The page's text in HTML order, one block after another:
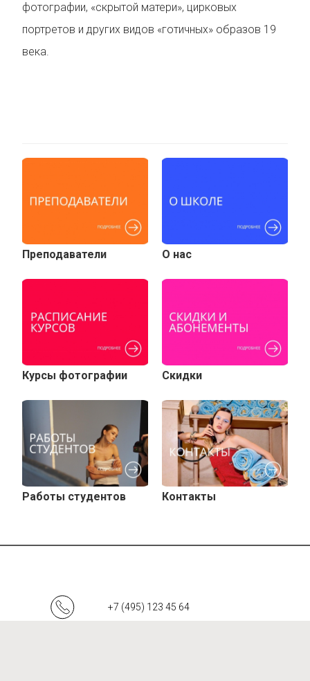
фотографии, «скрытой матери», цирковых
портретов и других видов «готичных» образов 19
века.
Преподаватели О нас
Курсы фотографии Скидки
Работы студентов Контакты
+7 (495) 123 45 64